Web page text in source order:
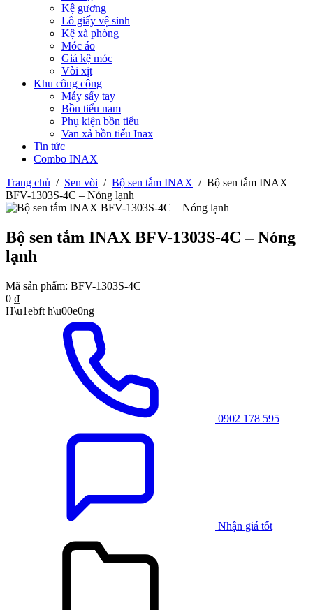
Kệ gương
Lô giấy vệ sinh
Kệ xà phòng
Móc áo
Giá kệ móc
Vòi xịt
Khu công cộng
Máy sấy tay
Bồn tiểu nam
Phụ kiện bồn tiểu
Van xả bồn tiểu Inax
Tin tức
Combo INAX
Trang chủ / Sen vòi / Bộ sen tắm INAX / Bộ sen tắm INAX
BFV-1303S-4C – Nóng lạnh
Bộ sen tắm INAX BFV-1303S-4C – Nóng
lạnh
Mã sản phẩm: BFV-1303S-4C
0 ₫
H\u1ebft h\u00e0ng
0902 178 595
Nhận giá tốt